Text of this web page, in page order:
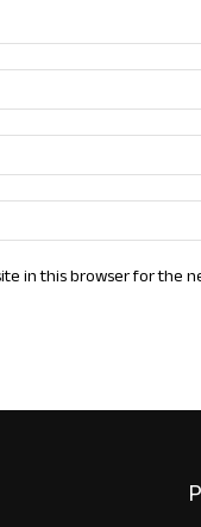
in this browser for the